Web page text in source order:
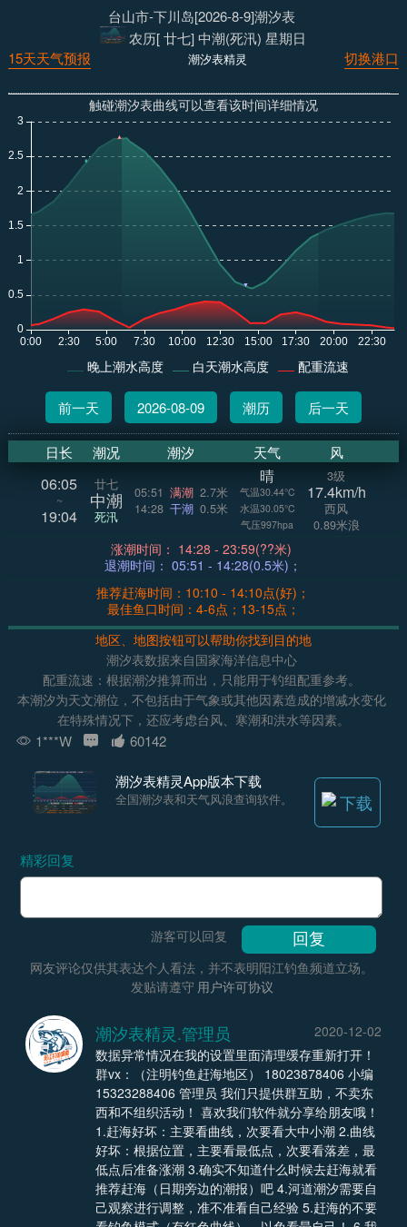
台山市-下川岛[2026-8-9]潮汐表
农历[ 廿七] 中潮(死汛) 星期日
切换港口
潮汐表精灵
15天天气预报
触碰潮汐表曲线可以查看该时间详细情况
晚上潮水高度 白天潮水高度 配重流速
前一天 2026-08-09 潮历 后一天
日长 潮况 潮汐 天气 风
06:05
~
19:04
廿七
中潮
死汛
05:51 满潮 2.7米
14:28 干潮 0.5米
晴
气温30.44°C
水温30.05°C
气压997hpa
3级
17.4km/h
西风
0.89米浪
涨潮时间： 14:28 - 23:59(??米)
退潮时间： 05:51 - 14:28(0.5米)；
推荐赶海时间：10:10 - 14:10点(好)；
最佳鱼口时间：4-6点；13-15点；
地区、地图按钮可以帮助你找到目的地
潮汐表数据来自国家海洋信息中心
配重流速：根据潮汐推算而出，只能用于钓组配重参考。
本潮汐为天文潮位，不包括由于气象或其他因素造成的增减水变化
在特殊情况下，还应考虑台风、寒潮和洪水等因素。
1***W 60142
潮汐表精灵App版本下载
全国潮汐表和天气风浪查询软件。 下载
精彩回复
游客可以回复
网友评论仅供其表达个人看法，并不表明阳江钓鱼频道立场。
发贴请遵守 用户许可协议
潮汐表精灵.管理员
2020-12-02
数据异常情况在我的设置里面清理缓存重新打开！
群vx：（注明钓鱼赶海地区） 18023878406 小编
15323288406 管理员 我们只提供群互助，不卖东
西和不组织活动！ 喜欢我们软件就分享给朋友哦！
1.赶海好坏：主要看曲线，次要看大中小潮 2.曲线
好坏：根据位置，主要看最低点，次要看落差，最
低点后准备涨潮 3.确实不知道什么时候去赶海就看
推荐赶海（日期旁边的潮报）吧 4.河道潮汐需要自
己观察进行调整，准不准看自己经验 5.赶海的不要